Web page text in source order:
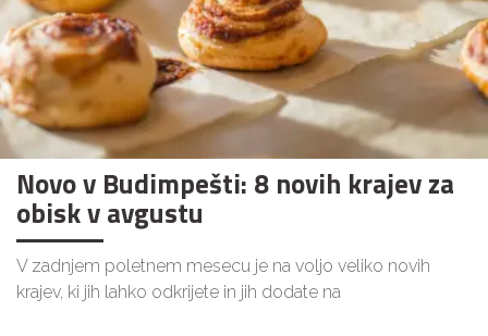
Novo v Budimpešti: 8 novih krajev za
obisk v avgustu
V zadnjem poletnem mesecu je na voljo veliko novih
krajev, ki jih lahko odkrijete in jih dodate na